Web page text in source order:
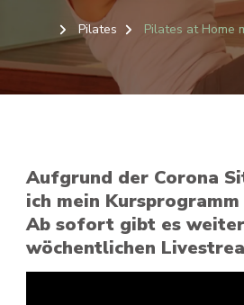
Pilates Pilates at Home
Aufgrund der Corona
ich mein
Ab sofort gibt es
wöchentlichen